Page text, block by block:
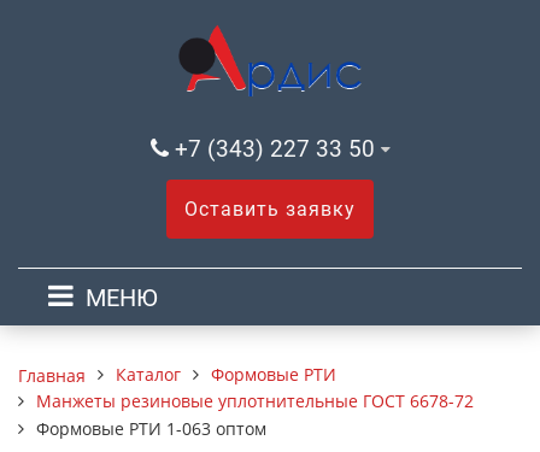
+7 (343) 227 33 50
Оставить заявку
МЕНЮ
Главная Каталог
Формовые РТИ
Манжеты резиновые уплотнительные ГОСТ 6678-72
Формовые РТИ 1-063 оптом